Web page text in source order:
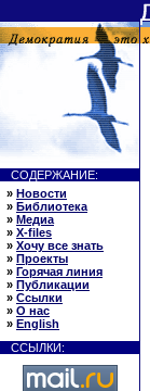
СОДЕРЖАНИЕ:
» Новости
» Библиотека
» Медиа
» X-files
» Хочу все знать
» Проекты
» Горячая линия
» Публикации
» Ссылки
» О нас
» English
ССЫЛКИ: